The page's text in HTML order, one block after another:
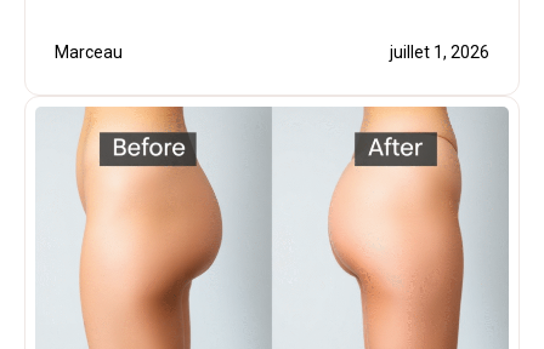
Marceau juillet 1, 2026